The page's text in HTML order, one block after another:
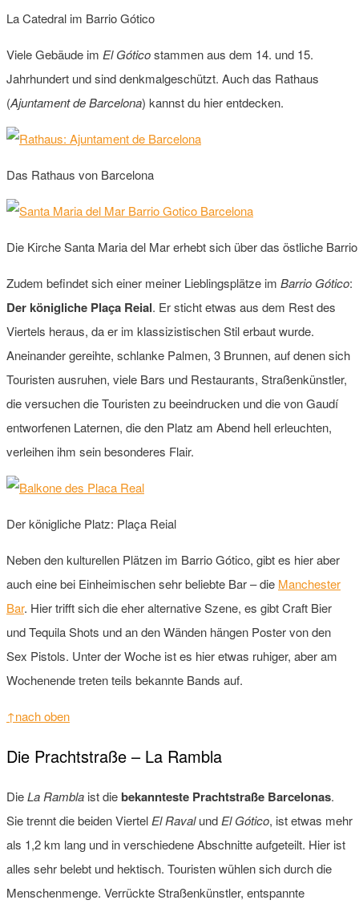
La Catedral im Barrio Gótico
Viele Gebäude im El Góticostammen aus dem 14. und 15.
Jahrhundert und sind denkmalgeschützt. Auch das Rathaus
(Ajuntament de Barcelona) kannst du hier entdecken.
Das Rathaus von Barcelona
Die Kirche Santa Maria del Mar erhebt sich über das östliche
Zudem befindet sich einer meiner Lieblingsplätze im Barrio Gótico:
Der königliche Plaça Reial. Er sticht etwas aus dem Rest des
Viertels heraus, da er im klassizistischen Stil erbaut wurde.
Aneinander gereihte, schlanke Palmen, 3 Brunnen, auf denen sich
Touristen ausruhen, viele Bars und Restaurants, Straßenkünstler,
die versuchen die Touristen zu beeindrucken und die von Gaudí
entworfenen Laternen, die den Platz am Abend hell erleuchten,
verleihen ihm sein besonderes Flair.
Der königliche Platz: Plaça Reial
Neben den kulturellen Plätzen im Barrio Gótico, gibt es hier aber
auch eine bei Einheimischen sehr beliebte Bar – die Manchester
Bar. Hier trifft sich die eher alternative Szene, es gibt Craft Bier
und Tequila Shots und an den Wänden hängen Poster von den
Sex Pistols. Unter der Woche ist es hier etwas ruhiger, aber am
Wochenende treten teils bekannte Bands auf.
↑nach oben
Die Prachtstraße – La Rambla
DieLa Rambla ist diebekannteste Prachtstraße Barcelonas.
Sie trennt die beiden Viertel El Ravalund El Gótico, ist etwas mehr
als 1,2 km lang und in verschiedene Abschnitte aufgeteilt. Hier ist
alles sehr belebt und hektisch. Touristen wühlen sich durch die
Menschenmenge. Verrückte Straßenkünstler, entspannte